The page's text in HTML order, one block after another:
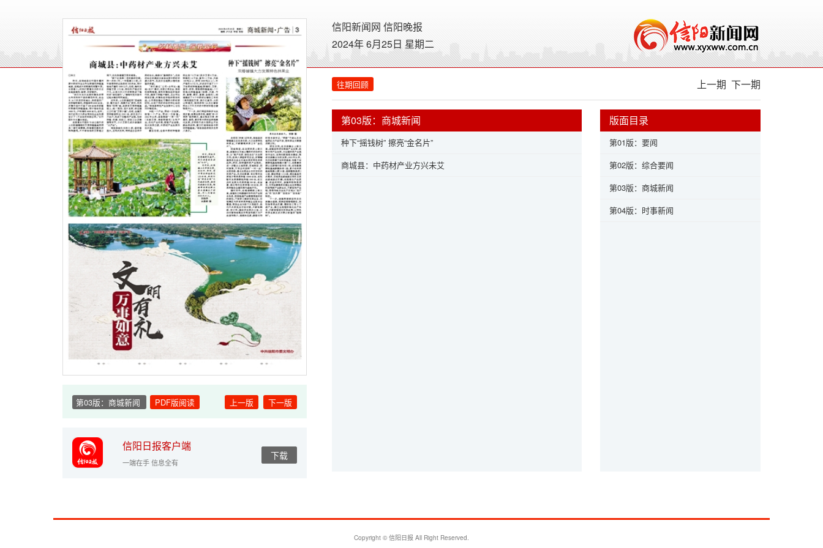
第03版：商城新闻 PDF版阅读 上一版 下一版
信阳日报客户端
一端在手 信息全有
下载
信阳新闻网 信阳晚报
2024年 6月25日 星期二
往期回顾 上一期 下一期
版面目录
第01版：要闻
第02版：综合要闻
第03版：商城新闻
第04版：时事新闻
第03版：商城新闻
种下“摇钱树” 擦亮“金名片”
商城县：中药材产业方兴未艾
Copyright © 信阳日报 All Right Reserved.